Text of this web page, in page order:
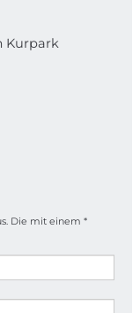
Kurpark
Die mit einem *